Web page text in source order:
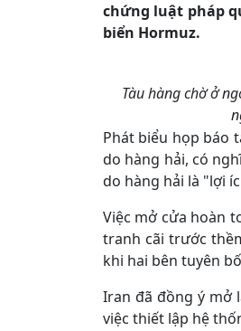
chứng luật pháp
biển Hormuz.
Tàu hàng chờ ở
Phát biểu họp báo
do hàng hải, có
do hàng hải là "lợi
Việc mở cửa hoàn
tranh cãi trước
khi hai bên tuyên
Iran đã đồng ý mở
việc thiết lập hệ